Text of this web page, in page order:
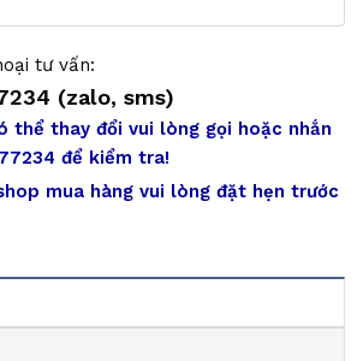
tư vấn:
(zalo, sms)
thể thay đổi vui lòng gọi hoặc nhắn
để kiểm tra!
mua hàng vui lòng đặt hẹn trước